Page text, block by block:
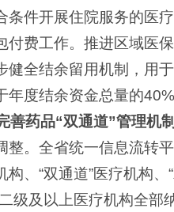
条件开展住院服务的医
付费工作。推进区域医
健全结余留用机制，用
年度结余资金总量的
善药品“双通道”管理机
整。全省统一信息流转
构、“双通道”医疗机构
级及以上医疗机构全部